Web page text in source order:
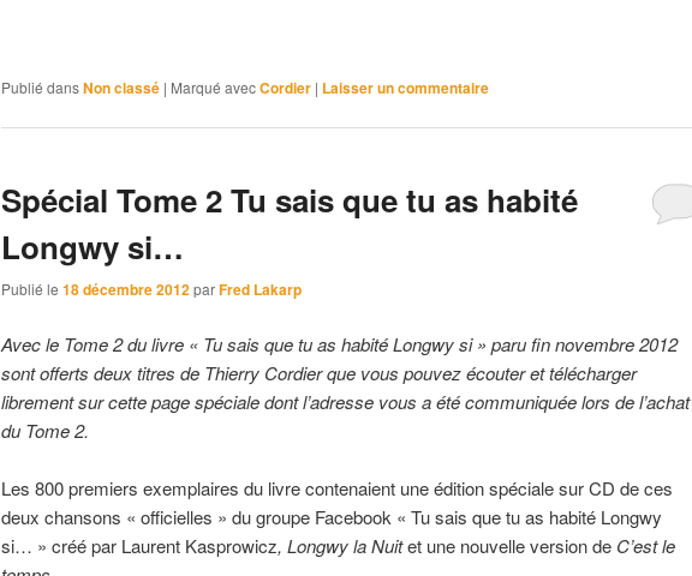
Publié dansNon classé | Marqué avecCordier | Laisser un commentaire
Spécial Tome 2 Tu sais que tu as habité
Longwy si…
Publié le 18 décembre 2012parFred Lakarp
Avec le Tome 2 du livre « Tu sais que tu as habité Longwy si » paru fin novembre 2012
sont offerts deux titres de Thierry Cordier que vous pouvez écouter et télécharger
librement sur cette page spéciale dont l’adresse vous a été communiquée lors de l’achat
du Tome 2.
Les 800 premiers exemplaires du livre contenaient une édition spéciale sur CD de ces
deux chansons « officielles » du groupe Facebook « Tu sais que tu as habité Longwy
si… » créé par Laurent Kasprowicz, Longwy la Nuitet une nouvelle version de C’est le